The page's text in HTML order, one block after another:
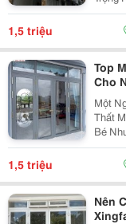
Còn
Cả
1,5 triệu
Top
Cho
Một
Thất
Bé
Kiến
1,5 triệu
Nên